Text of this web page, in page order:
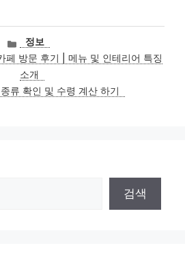
카
테
고
리
정보
페 방문 후기 | 메뉴 및 인테리어 특징
소개
류 확인 및 수령 계산 하기
검색